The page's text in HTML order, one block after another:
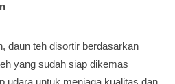
daun teh disortir berdasarkan
yang sudah siap dikemas
udara untuk menjaga kualitas dan